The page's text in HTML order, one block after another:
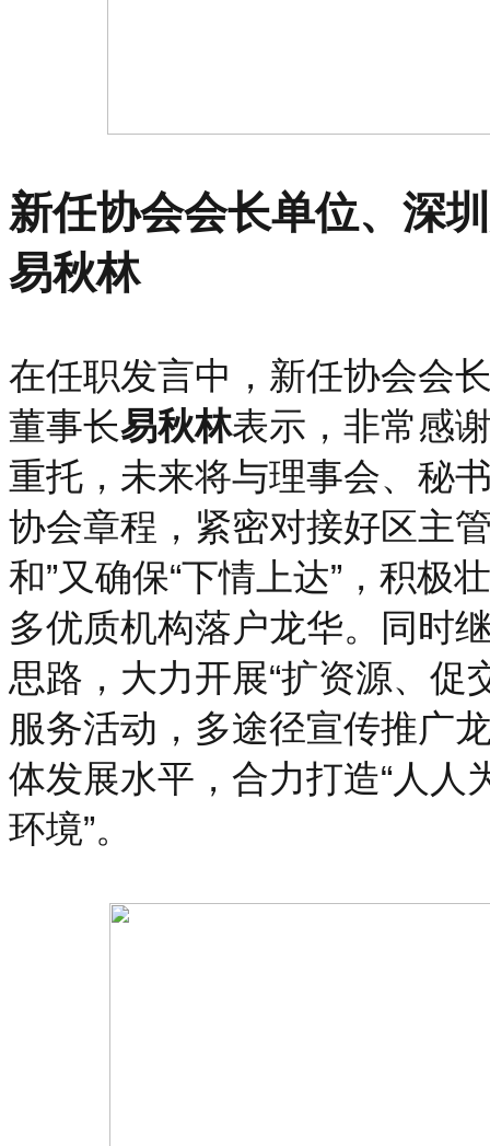
新任协会会长单位、深
易秋林
在任职发言中，新任协会会
董事长易秋林表示，非常感
重托，未来将与理事会、秘
协会章程，紧密对接好区主
和”又确保“下情上达”，积极
多优质机构落户龙华。同时
思路，大力开展“扩资源、促
服务活动，多途径宣传推广
体发展水平，合力打造“人人
环境”。